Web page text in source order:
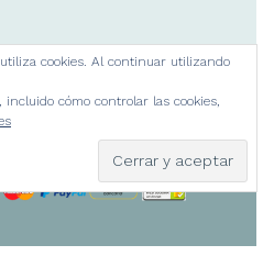
2024 © Todos los
cookies. Al continuar utilizando
cómo controlar las cookies,